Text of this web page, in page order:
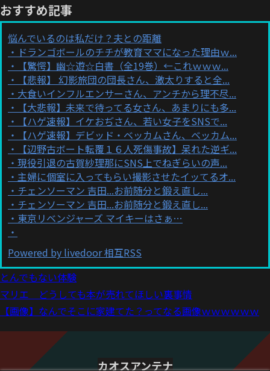
おすすめ記事
悩んでいるのは私だけ？夫との距離
ドランゴボールのチチが教育ママになった理由ｗ...
【驚愕】幽☆遊☆白書（全19巻）←これｗｗｗ...
【悲報】 幻影旅団の団長さん、激太りすると全...
大食いインフルエンサーさん、アンチから理不尽...
【大悲報】未来で待ってる女さん、あまりにも多...
【ハゲ速報】イケおぢさん、若い女子をSNSで...
【ハゲ速報】デビッド・ベッカムさん、ベッカム...
【辺野古ボート転覆１６人死傷事故】呆れた逆ギ...
現役引退の古賀紗理那にSNS上でねぎらいの声...
主婦に個室に入ってもらい撮影させたイッてるオ...
チェンソーマン 吉田...お前随分と鍛え直し...
チェンソーマン 吉田...お前随分と鍛え直し...
東京リベンジャーズ マイキーはさぁ…
Powered by livedoor 相互RSS
とんでもない体験
マリエ どうしても本が売れてほしい裏事情
【画像】なんでそこに家建てた？ってなる画像ｗｗｗｗｗｗ
カオスアンテナ